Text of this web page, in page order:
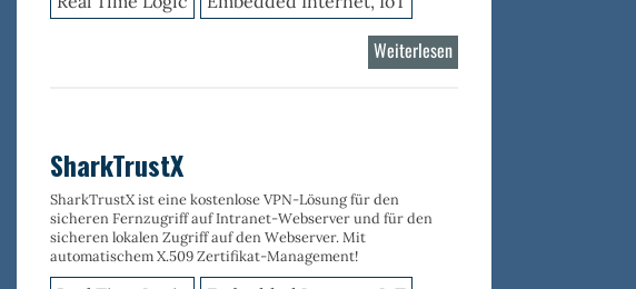
Weiterlesenüber
Minnow
SharkTrustX
SharkTrustX ist eine kostenlose VPN-Lösung für den
sicheren Fernzugriff auf Intranet-Webserver und für den
sicheren lokalen Zugriff auf den Webserver. Mit
automatischem X.509 Zertifikat-Management!